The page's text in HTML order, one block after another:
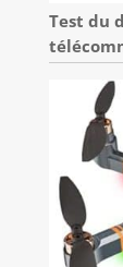
Test du